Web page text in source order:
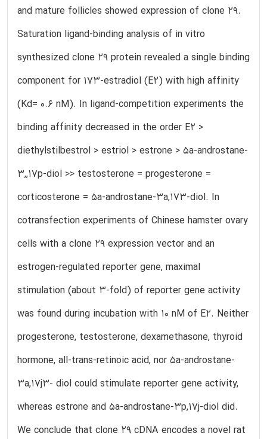
and mature follicles showed expression of clone 29.
Saturation ligand-binding analysis of in vitro
synthesized clone 29 protein revealed a single binding
component for 173-estradiol (E2) with high affinity
(Kd= 0.6 nM). In ligand-competition experiments the
binding affinity decreased in the order E2 >
diethylstilbestrol > estriol > estrone > 5a-androstane-
3,,17p-diol >> testosterone = progesterone =
corticosterone = 5a-androstane-3a,173-diol. In
cotransfection experiments of Chinese hamster ovary
cells with a clone 29 expression vector and an
estrogen-regulated reporter gene, maximal
stimulation (about 3-fold) of reporter gene activity
was found during incubation with 10 nM of E2. Neither
progesterone, testosterone, dexamethasone, thyroid
hormone, all-trans-retinoic acid, nor 5a-androstane-
3a,17j3- diol could stimulate reporter gene activity,
whereas estrone and 5a-androstane-3p,17j-diol did.
We conclude that clone 29 cDNA encodes a novel rat